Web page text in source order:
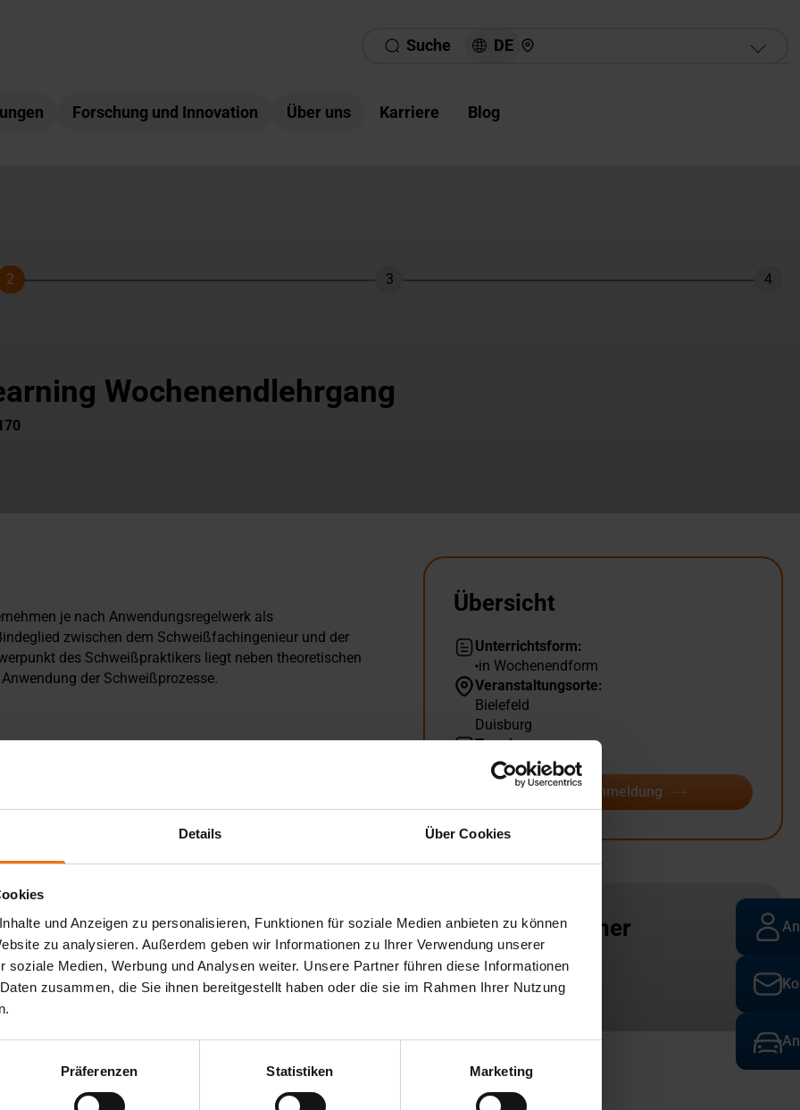
Details Über Cookies
und Anzeigen zu personalisieren, Funktionen für soziale Medien anbieten zu können
zu analysieren. Außerdem geben wir Informationen zu Ihrer Verwendung unserer
soziale Medien, Werbung und Analysen weiter. Unsere Partner führen diese Informationen
zusammen, die Sie ihnen bereitgestellt haben oder die sie im Rahmen Ihrer Nutzung
Präferenzen Statistiken Marketing
Suche DE Hier finden Sie uns
Forschung und Innovation Über uns Karriere Blog
Schritt
2
Schritt
3 4
Wochenendlehrgang
je nach Anwendungsregelwerk als
zwischen dem Schweißfachingenieur und der
des Schweißpraktikers liegt neben theoretischen
der Schweißprozesse.
Zugangsbedingungen:
H-LO45 ss nb, in mindestens einem der in Abschnitt 5.1
Norm ASME IX 6G, gültige
PE ss nb, oder PC bzw. PF ss nb in mindestens einem
gültigen nationalen Norm. Ein Mindestalter
als Schweißer/ in.
in 3 Teile, inhaltlich in vier Hauptgebiete.
Prüfung)
Gas-, Lichtbogenhand-, MIG/MAG-, WIG-Schweißen,
Hart- und Weichlöten
Übersicht
Unterrichtsform:
in Wochenendform
Veranstaltungsorte:
Bielefeld
Duisburg
Termine:
Termine & Anmeldung
Ansprechpartner
Standort